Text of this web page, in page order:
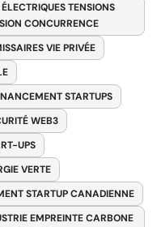
TENSIONS
CONCURRENCE
VIE PRIVÉE
STARTUPS
WEB3
UPS
VERTE
STARTUP CANADIENNE
EMPREINTE CARBONE